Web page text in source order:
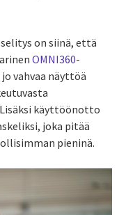
on siinä, että
OMNI360-
vahvaa näyttöä
käyttöönotto
joka pitää
pieninä.